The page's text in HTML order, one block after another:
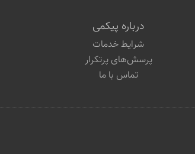
درباره پیکمی
شرایط خدمات
پرسش‌های پرتکرار
تماس با ما